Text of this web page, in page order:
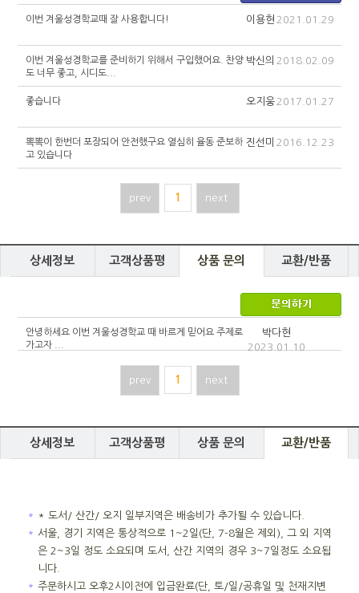
이번 겨울성경학교때 잘 사용합니다! 이용현 2021.01.29
이번 겨울성경학교를 준비하기 위해서 구입했어요. 찬양
도 너무 좋고, 시디도...
박신의 2018.02.09
좋습니다 오지웅 2017.01.27
뽁뽁이 한번더 포장되어 안전했구요 열심히 율동 준보하
고 있습니다
진선미 2016.12.23
prev 1 next
상세정보 고객상품평 상품 문의 교환/반품
안녕하세요 이번 겨울성경학교 때 바르게 믿어요 주제로
가고자 ...
박다현
2023.01.10
prev 1 next
상세정보 고객상품평 상품 문의 교환/반품
＊
* 도서/ 산간/ 오지 일부지역은 배송비가 추가될 수 있습니다.
＊ 서울, 경기 지역은 통상적으로 1~2일(단, 7-8월은 제외), 그 외 지역
은 2~3일 정도 소요되며 도서, 산간 지역의 경우 3~7일정도 소요됩
니다.
＊ 주문하시고 오후2시이전에 입금완료(단, 토/일/공휴일 및 천재지변